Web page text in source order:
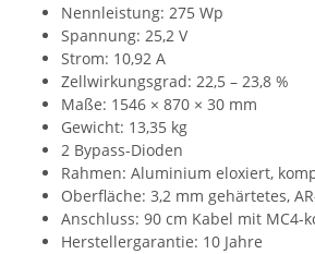
Nennleistung: 275 Wp
Spannung: 25,2 V
Strom: 10,92 A
Zellwirkungsgrad: 22,5 – 23,8 %
Maße: 1546 × 870 × 30 mm
Gewicht: 13,35 kg
2 Bypass-Dioden
Rahmen: Aluminium eloxiert,
Oberfläche: 3,2 mm gehärtetes,
Anschluss: 90 cm Kabel mit MC4-
Herstellergarantie: 10 Jahre